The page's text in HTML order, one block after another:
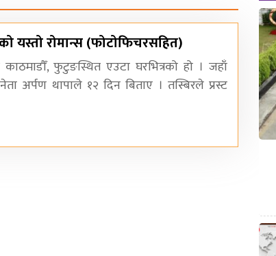
यस्तो रोमान्स (फोटोफिचरसहित)
फुटुङस्थित एउटा घरभित्रको हो । जहाँ
अर्पण थापाले १२ दिन बिताए । तस्बिरले प्रस्ट